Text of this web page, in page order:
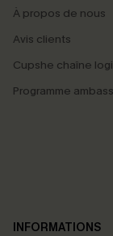
À propos de nous
Avis clients
Cupshe chaîne
Programme
INFORMATIONS